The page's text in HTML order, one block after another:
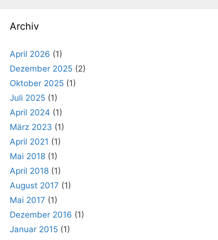
Archiv
April 2026 (1)
Dezember 2025 (2)
Oktober 2025 (1)
Juli 2025 (1)
April 2024 (1)
März 2023 (1)
April 2021 (1)
Mai 2018 (1)
April 2018 (1)
August 2017 (1)
Mai 2017 (1)
Dezember 2016 (1)
Januar 2015 (1)